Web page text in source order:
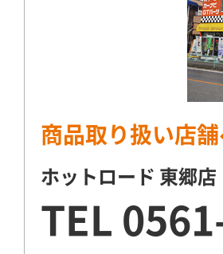
商品取り扱い店
ホットロード 東郷店
TEL